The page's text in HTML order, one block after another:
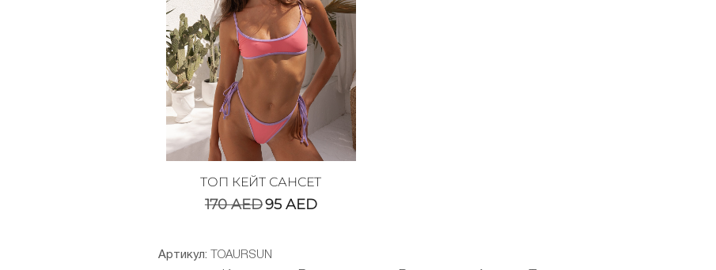
ТОП КЕЙТ САНСЕТ
170AED95 AED
Артикул:
TOAURSUN